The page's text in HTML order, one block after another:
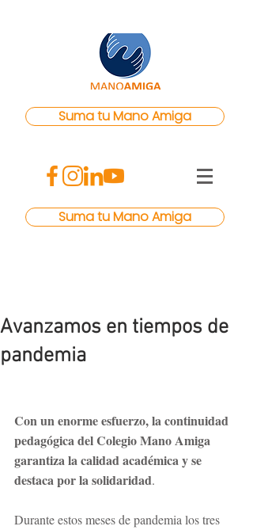
Suma tu Mano Amiga
Suma tu Mano Amiga
Avanzamos en tiempos de
pandemia
Con un enorme esfuerzo, la continuidad
pedagógica del Colegio Mano Amiga
garantiza la calidad académica y se
destaca por la solidaridad.
Durante estos meses de pandemia los tres